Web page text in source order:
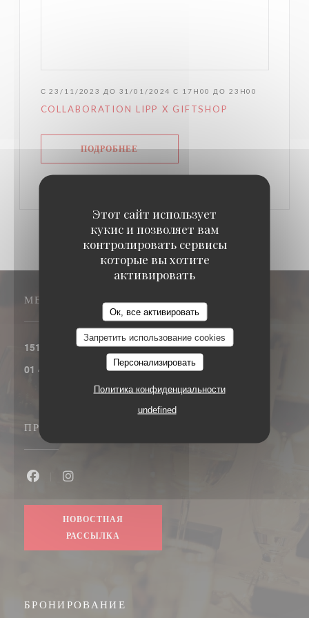
Этот сайт использует
кукис и позволяет вам
контролировать сервисы
которые вы хотите
активировать
Ок, все активировать
Запретить использование cookies
Персонализировать
Политика конфиденциальности
undefined
С 23/11/2023 ДО 31/01/2024 С 17H00 ДО 23H00
COLLABORATION LIPP X GIFTSHOP
ПОДРОБНЕЕ((ОТКРЫВАЕТСЯ В НОВОМ ОКНЕ))
МЕСТО
151, boulevard Saint-Germain 75006 Paris((открывается в
01 45 48 53 91
ПРИСОЕДИНЯЙТЕСЬ К НАМ
НОВОСТНАЯ
РАССЫЛКА
БРОНИРОВАНИЕ